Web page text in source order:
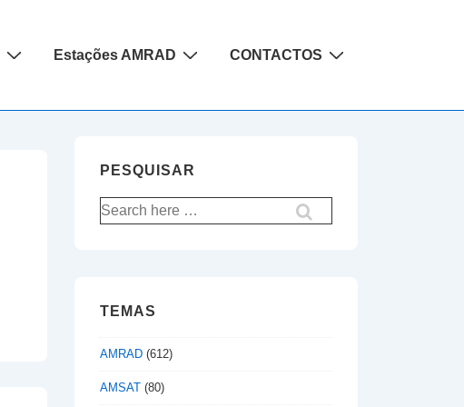
Estações AMRAD CONTACTOS
PESQUISAR
Pesquisar
por:
TEMAS
AMRAD (612)
AMSAT (80)